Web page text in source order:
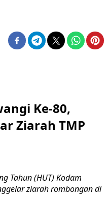
Ke-80,
Ziarah TMP
Tahun (HUT) Kodam
ziarah rombongan di